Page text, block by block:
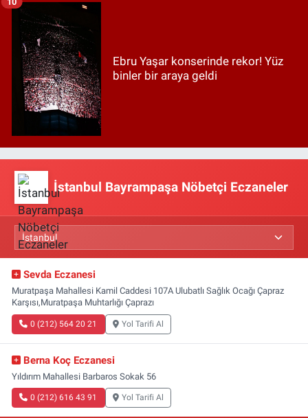
Ebru Yaşar konserinde rekor! Yüz
binler bir araya geldi
İstanbul Bayrampaşa Nöbetçi Eczaneler
Sevda Eczanesi
Muratpaşa Mahallesi Kamil Caddesi 107A Ulubatlı Sağlık Ocağı Çapraz
Karşısı,Muratpaşa Muhtarlığı Çaprazı
0 (212) 564 20 21 Yol Tarifi Al
Berna Koç Eczanesi
Yıldırım Mahallesi Barbaros Sokak 56
0 (212) 616 43 91 Yol Tarifi Al